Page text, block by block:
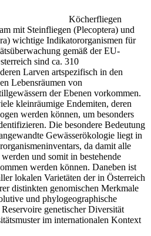
Köcherfliegen
mit Steinfliegen (Plecoptera) und
wichtige Indikatororganismen für
gemäß der EU-
sind ca. 310
Larven artspezifisch in den
Lebensräumen von
der Ebenen vorkommen.
kleinräumige Endemiten, deren
werden können, um besonders
Die besondere Bedeutung
Gewässerökologie liegt in
da damit alle
und somit in bestehende
werden können. Daneben ist
lokalen Varietäten der in Österreich
distinkten genomischen Merkmale
und phylogeographische
genetischer Diversität
im internationalen Kontext